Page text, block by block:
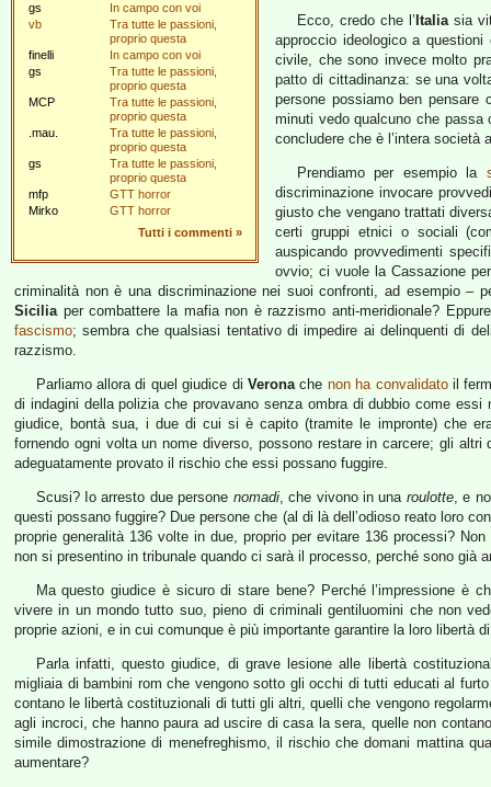
gs
In campo con voi
vb
Tra tutte le passioni,
proprio questa
finelli
In campo con voi
gs
Tra tutte le passioni,
proprio questa
MCP
Tra tutte le passioni,
proprio questa
.mau.
Tra tutte le passioni,
proprio questa
gs
Tra tutte le passioni,
proprio questa
mfp
GTT horror
Mirko
GTT horror
Tutti i commenti »
Ecco, credo che l’ Italiasia
approccio ideologico a
civile, che sono invece molto
patto di cittadinanza: se una
persone possiamo ben
minuti vedo qualcuno che
concludere che è l’intera società
Prendiamo per esempio la
discriminazione invocare
giusto che vengano trattati
certi gruppi etnici o sociali
auspicando provvedimenti
ovvio; ci vuole la Cassazione
criminalità non è una discriminazione nei suoi confronti, ad esempio –
Siciliaper combattere la mafia non è razzismo anti-meridionale?
fascismo; sembra che qualsiasi tentativo di impedire ai delinquenti di
razzismo.
Parliamo allora di quel giudice di Veronache non ha convalidatoil
di indagini della polizia che provavano senza ombra di dubbio come
giudice, bontà sua, i due di cui si è capito (tramite le impronte) che
fornendo ogni volta un nome diverso, possono restare in carcere; gli
adeguatamente provato il rischio che essi possano fuggire.
Scusi? Io arresto due persone nomadi, che vivono in una roulotte, e
questi possano fuggire? Due persone che (al di là dell’odioso reato loro
proprie generalità 136 volte in due, proprio per evitare 136 processi?
non si presentino in tribunale quando ci sarà il processo, perché sono già
Ma questo giudice è sicuro di stare bene? Perché l’impressione è
vivere in un mondo tutto suo, pieno di criminali gentiluomini che non
proprie azioni, e in cui comunque è più importante garantire la loro libertà
Parla infatti, questo giudice, di grave lesione alle libertà
migliaia di bambini rom che vengono sotto gli occhi di tutti educati al
contano le libertà costituzionali di tutti gli altri, quelli che vengono
agli incroci, che hanno paura ad uscire di casa la sera, quelle non
simile dimostrazione di menefreghismo, il rischio che domani mattina
aumentare?